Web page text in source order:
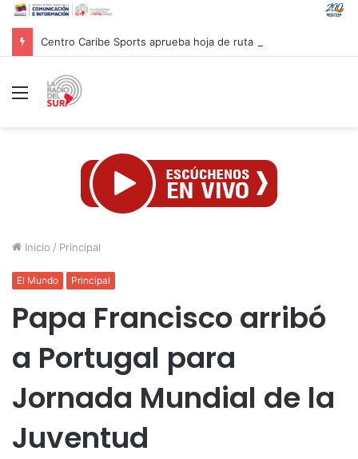
Menú
Inicio / Principal
El Mundo Principal
Papa Francisco arribó
a Portugal para
Jornada Mundial de la
Juventud